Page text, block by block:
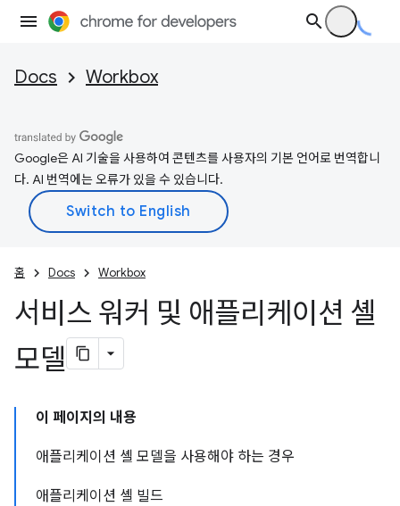
Docs Workbox
Google은 AI 기술을 사용하여 콘텐츠를 사용자의 기본 언어로 번역합니
다. AI 번역에는 오류가 있을 수 있습니다.
홈 Docs Workbox
서비스 워커 및 애플리케이션 셸
모델
이 페이지의 내용
애플리케이션 셸 모델을 사용해야 하는 경우
애플리케이션 셸 빌드